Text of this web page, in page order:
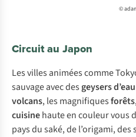
©
Circuit au Japon
Les villes animées comme
sauvage avec des geysers
volcans, les magnifiquesforêts
cuisinehaute en couleur vous
pays du saké, de l’origami,